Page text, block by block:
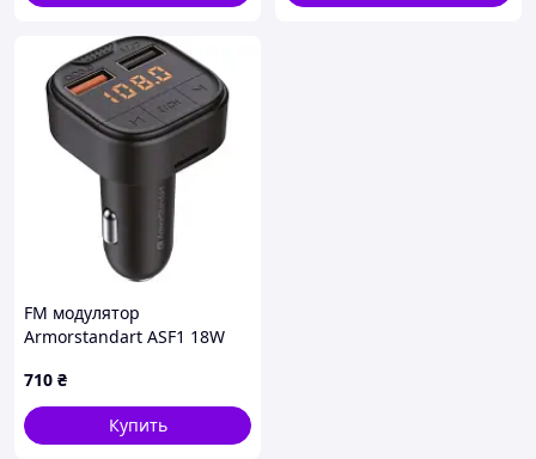
FM модулятор
Armorstandart ASF1 18W
(ARM82826) MDR
710 ₴
Купить